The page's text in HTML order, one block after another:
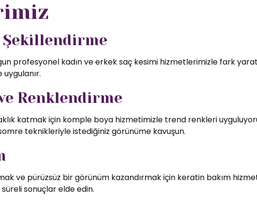
Şekillendirme
profesyonel kadın ve erkek saç kesimi hizmetlerimizle fark
Renklendirme
katmak için komple boya hizmetimizle trend renkleri
teknikleriyle istediğiniz görünüme kavuşun.
ve pürüzsüz bir görünüm kazandırmak için keratin bakım
sonuçlar elde edin.